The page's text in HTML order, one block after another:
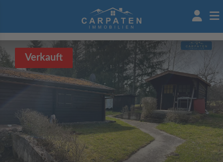
Verkauft